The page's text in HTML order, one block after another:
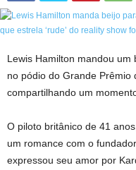
Lewis Hamilton mandou
no pódio do Grande Prêmio
compartilhando um
O piloto britânico de 41
um romance com o
expressou seu amor por